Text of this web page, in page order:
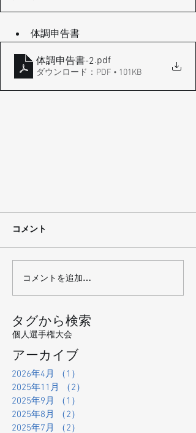
体調申告書
体調申告書-2.pdf
ダウンロード：PDF • 101KB
コメント
コメントを追加…
タグから検索
個人選手権大会
アーカイブ
2026年4月 （1）
2025年11月
（2）
2025年9月
（1）
2025年8月
（2）
2025年7月
（2）